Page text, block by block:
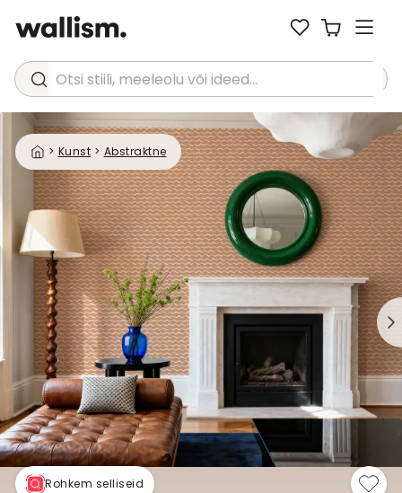
Otsi stiili, meeleolu või ideed...
> Kunst > Abstraktne
Rohkem selliseid